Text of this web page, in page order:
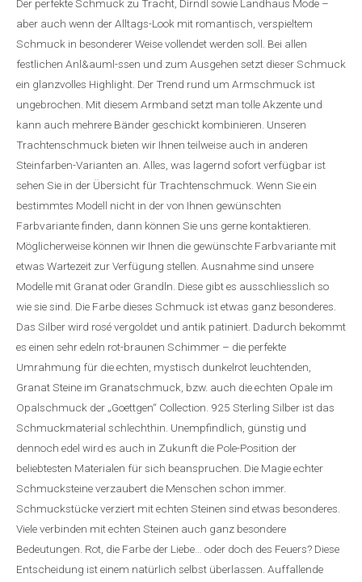
Der perfekte Schmuck zu Tracht, Dirndl sowie Landhaus Mode –
aber auch wenn der Alltags-Look mit romantisch, verspieltem
Schmuck in besonderer Weise vollendet werden soll. Bei allen
festlichen Anl&auml-ssen und zum Ausgehen setzt dieser Schmuck
ein glanzvolles Highlight. Der Trend rund um Armschmuck ist
ungebrochen. Mit diesem Armband setzt man tolle Akzente und
kann auch mehrere Bänder geschickt kombinieren. Unseren
Trachtenschmuck bieten wir Ihnen teilweise auch in anderen
Steinfarben-Varianten an. Alles, was lagernd sofort verfügbar ist
sehen Sie in der Übersicht für Trachtenschmuck. Wenn Sie ein
bestimmtes Modell nicht in der von Ihnen gewünschten
Farbvariante finden, dann können Sie uns gerne kontaktieren.
Möglicherweise können wir Ihnen die gewünschte Farbvariante mit
etwas Wartezeit zur Verfügung stellen. Ausnahme sind unsere
Modelle mit Granat oder Grandln. Diese gibt es ausschliesslich so
wie sie sind. Die Farbe dieses Schmuck ist etwas ganz besonderes.
Das Silber wird rosé vergoldet und antik patiniert. Dadurch bekommt
es einen sehr edeln rot-braunen Schimmer – die perfekte
Umrahmung für die echten, mystisch dunkelrot leuchtenden,
Granat Steine im Granatschmuck, bzw. auch die echten Opale im
Opalschmuck der „Goettgen“ Collection. 925 Sterling Silber ist das
Schmuckmaterial schlechthin. Unempfindlich, günstig und
dennoch edel wird es auch in Zukunft die Pole-Position der
beliebtesten Materialen für sich beanspruchen. Die Magie echter
Schmucksteine verzaubert die Menschen schon immer.
Schmuckstücke verziert mit echten Steinen sind etwas besonderes.
Viele verbinden mit echten Steinen auch ganz besondere
Bedeutungen. Rot, die Farbe der Liebe… oder doch des Feuers? Diese
Entscheidung ist einem natürlich selbst überlassen. Auffallende